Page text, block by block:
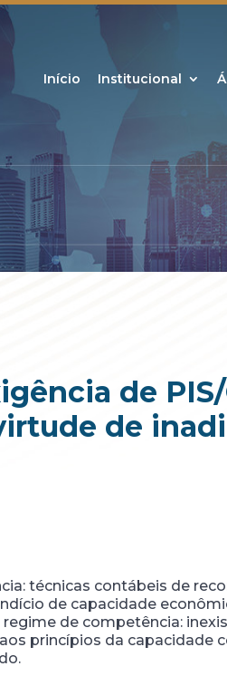
Início Institucional
de
de
técnicas contábeis de
de capacidade
de competência:
princípios da